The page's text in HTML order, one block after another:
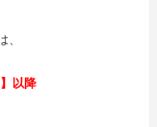
、
以降